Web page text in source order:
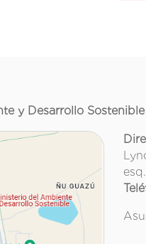
y Desarrollo Sostenible